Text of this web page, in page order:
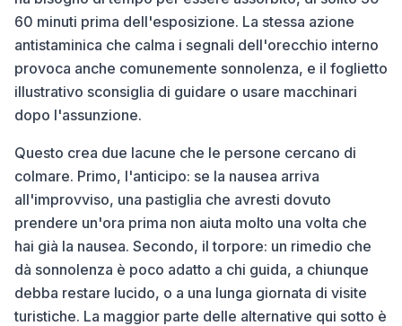
60 minuti prima dell'esposizione. La stessa azione
antistaminica che calma i segnali dell'orecchio interno
provoca anche comunemente sonnolenza, e il foglietto
illustrativo sconsiglia di guidare o usare macchinari
dopo l'assunzione.
Questo crea due lacune che le persone cercano di
colmare. Primo, l'anticipo: se la nausea arriva
all'improvviso, una pastiglia che avresti dovuto
prendere un'ora prima non aiuta molto una volta che
hai già la nausea. Secondo, il torpore: un rimedio che
dà sonnolenza è poco adatto a chi guida, a chiunque
debba restare lucido, o a una lunga giornata di visite
turistiche. La maggior parte delle alternative qui sotto è